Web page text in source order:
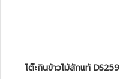
โต๊ะกินข้าวไม้สักแท้ DS259